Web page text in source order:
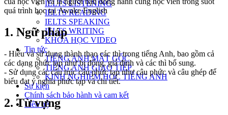
IELTS LISTENING
IELTS READING
IELTS SPEAKING
IELTS WRITING
KHÓA HỌC VIDEO
Tin tức
TIẾNG ANH MẤT GỐC
TIẾNG ANH GIAO TIẾP
KINH NGHIỆM HỌC TIẾNG ANH
Sự kiện
Chính sách bảo hành và cam kết
Liên hệ
quá trình học tại Awake English
1. Ngữ pháp
- Hiểu và sử dụng thành thạo các thì trong tiếng Anh, bao gồm cả
các dạng phức tạp như bị động, giả định và các thì bổ sung.
- Sử dụng các cấu trúc câu phức tạp như câu phức và câu ghép để
biểu đạt ý nghĩa phức tạp và chi tiết.
2. Từ vựng